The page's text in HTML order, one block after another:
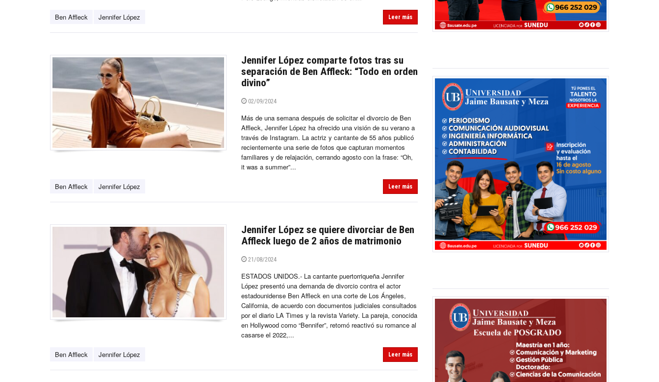
Ben Affleck Jennifer López Leer más
Jennifer López comparte fotos tras su
separación de Ben Affleck: “Todo en orden
divino”
02/09/2024
Más de una semana después de solicitar el divorcio de Ben
Affleck, Jennifer López ha ofrecido una visión de su verano a
través de Instagram. La actriz y cantante de 55 años publicó
recientemente una serie de fotos que capturan momentos
familiares y de relajación, cerrando agosto con la frase: “Oh,
it was a summer”...
Ben Affleck Jennifer López Leer más
Jennifer López se quiere divorciar de Ben
Affleck luego de 2 años de matrimonio
21/08/2024
ESTADOS UNIDOS.- La cantante puertorriqueña Jennifer
López presentó una demanda de divorcio contra el actor
estadounidense Ben Affleck en una corte de Los Ángeles,
California, de acuerdo con documentos judiciales consultados
por el diario LA Times y la revista Variety. La pareja, conocida
en Hollywood como “Bennifer”, retomó reactivó su romance al
casarse el 2022,...
Ben Affleck Jennifer López Leer más